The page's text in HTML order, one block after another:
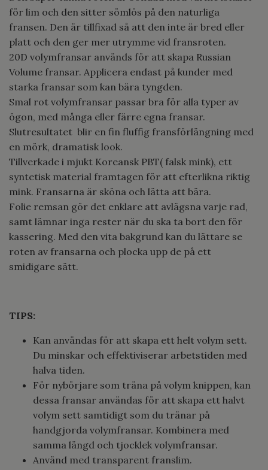
för lim och den sitter sömlös på den naturliga
fransen. Den är tillfixad så att den inte är bred eller
platt och den ger mer utrymme vid fransroten.
20D volymfransar används för att skapa Russian
Volume fransar. Applicera endast på kunder med
starka fransar som kan bära tyngden.
Smal rot volymfransar passar bra för alla typer av
ögon, med många eller färre egna fransar.
Slutresultatet blir en fin fluffig fransförlängning med
en mörk, dramatisk look.
Tillverkade i mjukt Koreansk PBT( falsk mink), ett
syntetisk material framtagen för att efterlikna riktig
mink. Fransarna är sköna och lätta att bära.
Folie remsan gör det enklare att avlägsna varje rad,
samt lämnar inga rester när du ska ta bort den för
kassering. Med den vita bakgrund kan du lättare se
roten av fransarna och plocka upp de på ett
smidigare sätt.
TIPS:
Kan användas för att skapa ett helt volym sett.
Du minskar och effektiviserar arbetstiden med
halva tiden.
För nybörjare som träna på volym knippen, kan
dessa fransar användas för att skapa ett halvt
volym sett samtidigt som du tränar på
handgjorda volymfransar. Kombinera med
samma längd och tjocklek volymfransar.
Använd med transparent franslim.